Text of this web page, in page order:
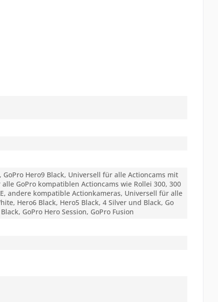
GoPro Hero9 Black, Universell für alle Actioncams mit
GoPro kompatiblen Actioncams wie Rollei 300, 300
andere kompatible Actionkameras, Universell für alle
Hero6 Black, Hero5 Black, 4 Silver und Black, Go
GoPro Hero Session, GoPro Fusion